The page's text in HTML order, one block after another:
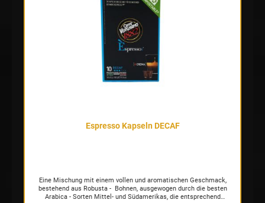
Espresso Kapseln DECAF
Eine Mischung mit einem vollen und aromatischen Geschmack,
bestehend aus Robusta - Bohnen, ausgewogen durch die besten
Arabica - Sorten Mittel- und Südamerikas, die entsprechend